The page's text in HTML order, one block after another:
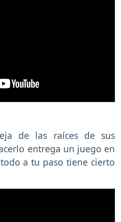
de las raíces de sus
entrega un juego en
a tu paso tiene cierto